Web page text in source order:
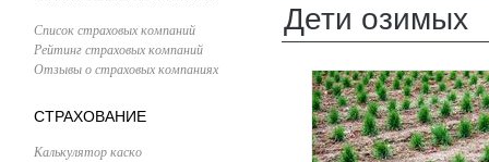
Список страховых компаний
Рейтинг страховых компаний
Отзывы о страховых компаниях
СТРАХОВАНИЕ
Калькулятор каско
Дети озимых